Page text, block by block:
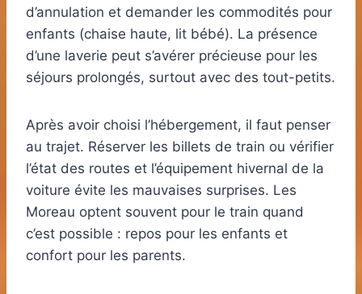
d’annulation et demander les commodités pour
enfants (chaise haute, lit bébé). La présence
d’une laverie peut s’avérer précieuse pour les
séjours prolongés, surtout avec des tout-petits.
Après avoir choisi l’hébergement, il faut penser
au trajet. Réserver les billets de train ou vérifier
l’état des routes et l’équipement hivernal de la
voiture évite les mauvaises surprises. Les
Moreau optent souvent pour le train quand
c’est possible : repos pour les enfants et
confort pour les parents.